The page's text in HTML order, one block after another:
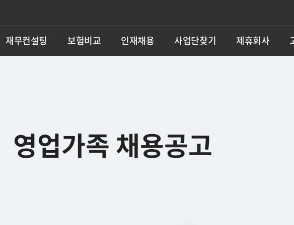
재무컨설팅 보험비교 인재채용 사업단찾기 제휴회사
영업가족 채용공고